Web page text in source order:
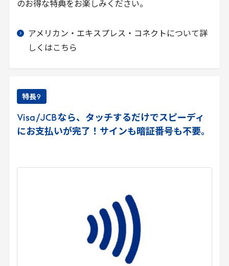
のお得な特典をお楽しみください。
アメリカン・エキスプレス・コネクトについて詳
しくはこちら
特長9
Visa/JCBなら、タッチするだけでスピーディ
にお支払いが完了！サインも暗証番号も不要。